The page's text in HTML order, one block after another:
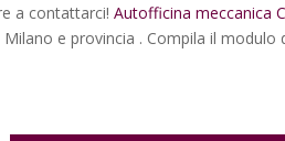
a contattarci!Autofficina meccanica
e provincia . Compila il